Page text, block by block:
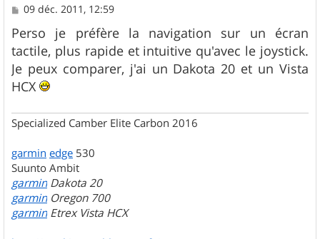
M
s
s
a
g
e
09 déc. 2011, 12:59
Perso je préfère la navigation sur un écran
tactile, plus rapide et intuitive qu'avec le joystick.
Je peux comparer, j'ai un Dakota 20 et un Vista
HCX
Specialized Camber Elite Carbon 2016
garmin edge 530
Suunto Ambit
garmin Dakota 20
garmin Oregon 700
garmin Etrex Vista HCX